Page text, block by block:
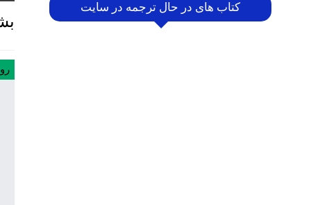
کتاب های در حال ترجمه در سایت